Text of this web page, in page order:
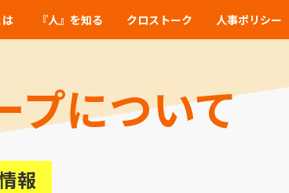
『人』を知る クロストーク 人事ポリシー
プについて
報